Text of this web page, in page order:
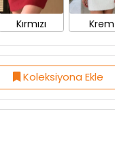
Koleksiyona Ekle